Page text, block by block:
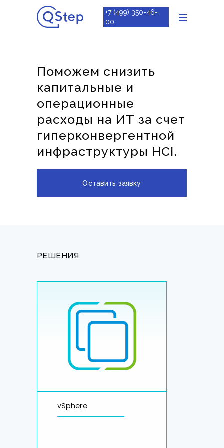
+7 (499) 350-46-
00
Поможем снизить
капитальные и
операционные
расходы на ИТ за счет
гиперконвергентной
инфраструктуры HCI.
Оставить заявку
РЕШЕНИЯ
vSphere